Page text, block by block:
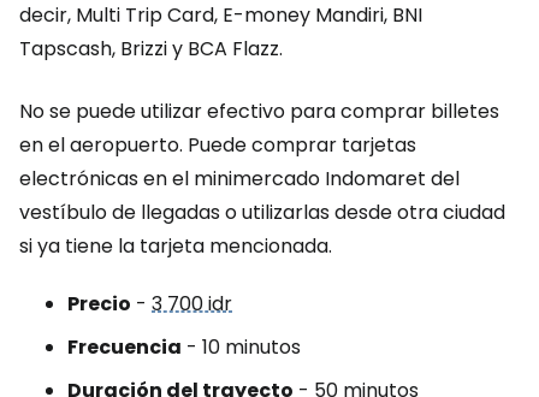
decir, Multi Trip Card, E-money Mandiri, BNI
Tapscash, Brizzi y BCA Flazz.
No se puede utilizar efectivo para comprar billetes
en el aeropuerto. Puede comprar tarjetas
electrónicas en el minimercado Indomaret del
vestíbulo de llegadas o utilizarlas desde otra ciudad
si ya tiene la tarjeta mencionada.
Precio - 3 700 idr
Frecuencia - 10 minutos
Duración del trayecto - 50 minutos